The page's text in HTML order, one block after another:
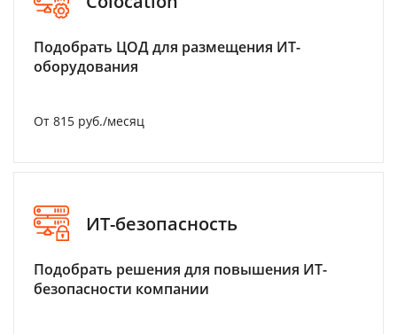
Подобрать ЦОД для размещения ИТ-
оборудования
От 815 руб./месяц
ИТ-безопасность
Подобрать решения для повышения ИТ-
безопасности компании